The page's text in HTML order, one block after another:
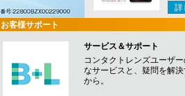
詳
お客様サポート
サービス＆サポート
コンタクトレンズユーザ
なサービスと、疑問を解
から。